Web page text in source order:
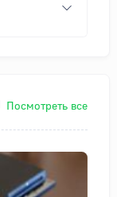
Посмотреть все